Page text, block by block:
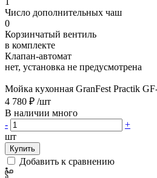
Число дополнительных чаш
0
Корзинчатый вентиль
в комплекте
Клапан-автомат
нет, установка не предусмотрена
Мойка кухонная GranFest Practik
4 780 ₽ /шт
В наличии много
-
+
шт
Купить
Добавить к сравнению